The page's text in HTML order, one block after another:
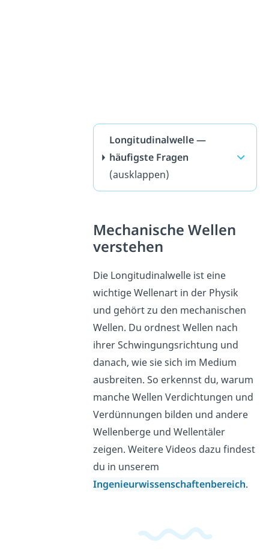
Longitudinalwelle —
häufigste Fragen
(ausklappen)
Mechanische Wellen
verstehen
Die Longitudinalwelle ist eine
wichtige Wellenart in der Physik
und gehört zu den mechanischen
Wellen. Du ordnest Wellen nach
ihrer Schwingungsrichtung und
danach, wie sie sich im Medium
ausbreiten. So erkennst du, warum
manche Wellen Verdichtungen und
Verdünnungen bilden und andere
Wellenberge und Wellentäler
zeigen. Weitere Videos dazu findest
du in unserem
Ingenieurwissenschaftenbereich.